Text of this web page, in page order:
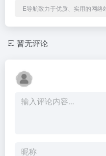
E导航致力于优质、实用的网络
暂无评论